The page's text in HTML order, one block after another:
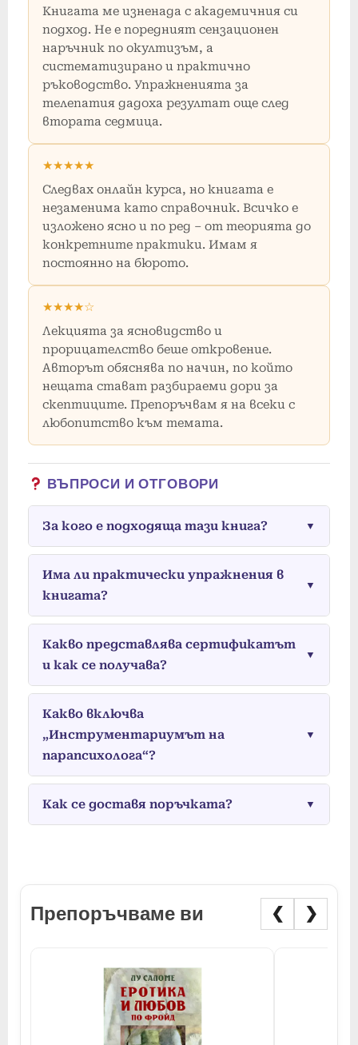
Книгата ме изненада с академичния си
подход. Не е поредният сензационен
наръчник по окултизъм, а
систематизирано и практично
ръководство. Упражненията за
телепатия дадоха резултат още след
втората седмица.
★★★★★
Следвах онлайн курса, но книгата е
незаменима като справочник. Всичко е
изложено ясно и по ред – от теорията до
конкретните практики. Имам я
постоянно на бюрото.
★★★★☆
Лекцията за ясновидство и
прорицателство беше откровение.
Авторът обяснява по начин, по който
нещата стават разбираеми дори за
скептиците. Препоръчвам я на всеки с
любопитство към темата.
ВЪПРОСИ И ОТГОВОРИ
За кого е подходяща тази книга? ▼
Има ли практически упражнения в
книгата?
▼
Какво представлява сертификатът
и как се получава?
▼
Какво включва
„Инструментариумът на
парапсихолога“?
▼
Как се доставя поръчката? ▼
Препоръчваме ви ❮ ❯